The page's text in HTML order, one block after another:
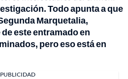
Todo apunta a que
Marquetalia,
este entramado en
pero eso está en
PUBLICIDAD